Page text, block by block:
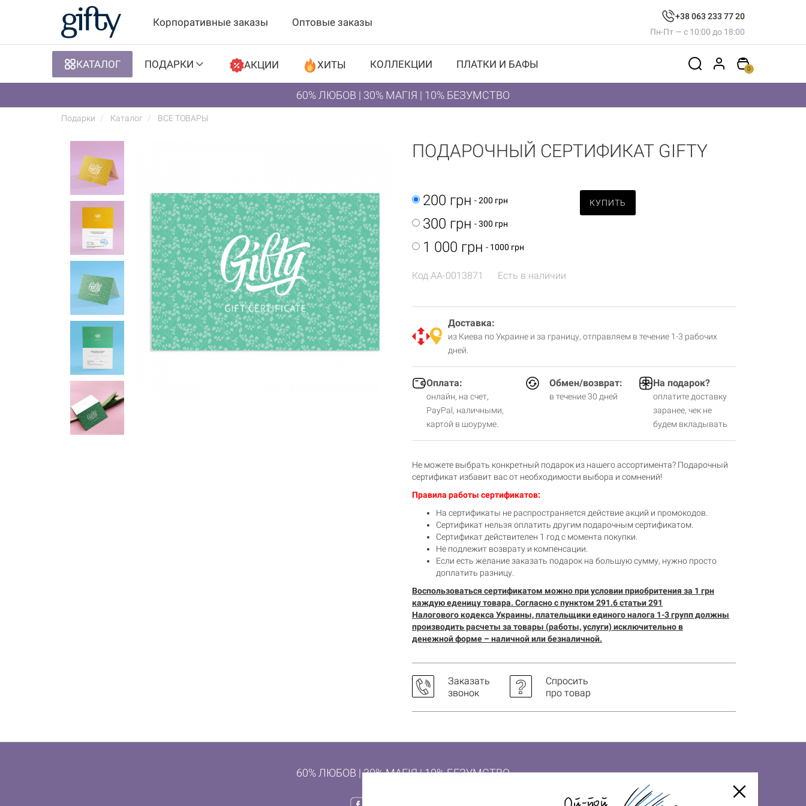
Корпоративные заказы Оптовые заказы
+38 063 233 77 20
Пн-Пт — с 10:00 до 18:00
КАТАЛОГ ПОДАРКИ АКЦИИ ХИТЫ КОЛЛЕКЦИИ ПЛАТКИ И БАФЫ 0
60% ЛЮБОВ | 30% МАГІЯ | 10% БЕЗУМСТВО
Подарки Каталог ВСЕ ТОВАРЫ
ПОДАРОЧНЫЙ СЕРТИФИКАТ GIFTY
200 грн - 200 грн
300 грн - 300 грн
1 000 грн - 1000 грн
КУПИТЬ
Код AA-0013871 Есть в наличии
Доставка:
из Киева по Украине и за границу, отправляем в течение 1-3 рабочих
дней.
Оплата:
онлайн, на счет,
PayPal, наличными,
картой в шоуруме.
Обмен/возврат:
в течение 30 дней
На подарок?
оплатите доставку
заранее, чек не
будем вкладывать
Не можете выбрать конкретный подарок из нашего ассортимента? Подарочный
сертификат избавит вас от необходимости выбора и сомнений!
Правила работы сертификатов:
На сертификаты не распространяется действие акций и промокодов.
Сертификат нельзя оплатить другим подарочным сертификатом.
Сертификат действителен 1 год с момента покупки.
Не подлежит возврату и компенсации.
Если есть желание заказать подарок на большую сумму, нужно просто
доплатить разницу.
Воспользоваться сертификатом можно при условии приобритения за 1 грн
каждую еденицу товара. Согласно с пунктом 291.6 статьи 291
Налогового кодекса Украины, плательщики единого налога 1-3 групп должны
производить расчеты за товары (работы, услуги) исключительно в
денежной форме – наличной или безналичной.
Заказать
звонок
Спросить
про товар
60% ЛЮБОВ | 30% МАГІЯ | 10% БЕЗУМСТВО
Корзина пуста